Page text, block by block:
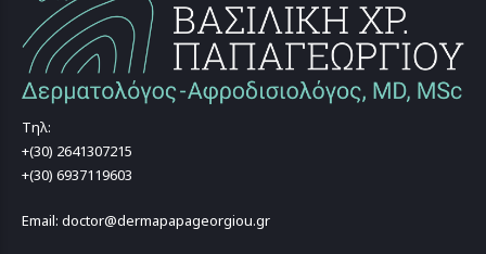
Τηλ:
+(30) 2641307215
+(30) 6937119603
Email: doctor@dermapapageorgiou.gr